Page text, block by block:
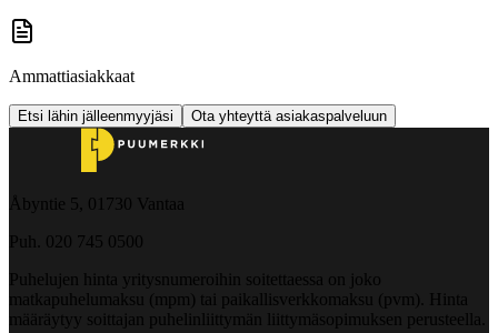
Ammattiasiakkaat
Etsi lähin jälleenmyyjäsi Ota yhteyttä asiakaspalveluun
Åbyntie 5, 01730 Vantaa
Puh. 020 745 0500
Puhelujen hinta yritysnumeroihin soitettaessa on joko
matkapuhelumaksu (mpm) tai paikallisverkkomaksu (pvm). Hinta
määräytyy soittajan puhelinliittymän liittymäsopimuksen perusteella.